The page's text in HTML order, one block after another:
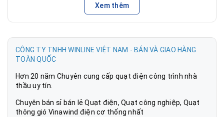
cánh dài 40cm mang đến cho người dùng làn gió mát tự
nhiên, tạo cảm giác thoải mái, thư giãn trong những ngày
hè oi bức.
Xem thêm
CÔNG TY TNHH WINLINE VIỆT NAM - BÁN VÀ GIAO HÀNG
TOÀN QUỐC
Hơn 20 năm Chuyên cung cấp quạt điện công trình nhà
thầu uy tín.
Chuyên bán sỉ bán lẻ Quạt điện, Quạt công nghiệp, Quạt
thông gió Vinawind điện cơ thống nhất